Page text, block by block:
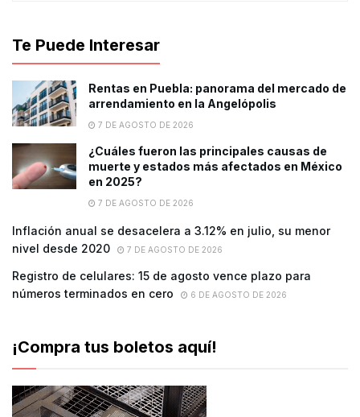
Te Puede Interesar
Rentas en Puebla: panorama del mercado de
arrendamiento en la Angelópolis
7 DE AGOSTO DE 2026
¿Cuáles fueron las principales causas de
muerte y estados más afectados en México
en 2025?
7 DE AGOSTO DE 2026
Inflación anual se desacelera a 3.12% en julio, su menor
nivel desde 2020
7 DE AGOSTO DE 2026
Registro de celulares: 15 de agosto vence plazo para
números terminados en cero
6 DE AGOSTO DE 2026
¡Compra tus boletos aquí!